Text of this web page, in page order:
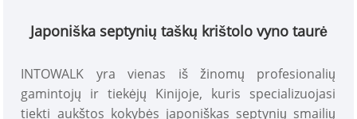
Japoniška septynių taškų krištolo vyno taurė
INTOWALK yra vienas iš žinomų profesionalių
gamintojų ir tiekėjų Kinijoje, kuris specializuojasi
tiekti aukštos kokybės japoniškas septynių smailių